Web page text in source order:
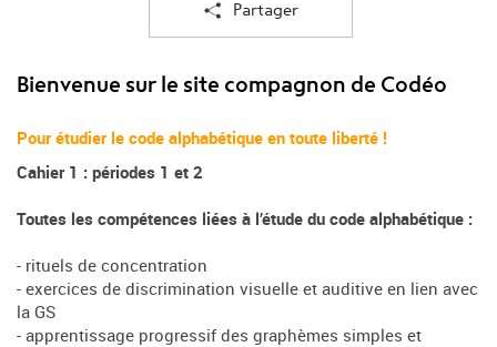
Partager
Bienvenue sur le site compagnon de Codéo
Pour étudier le code alphabétique en toute liberté !
Cahier 1 : périodes 1 et 2
Toutes les compétences liées à l’étude du code alphabétique :
- rituels de concentration
- exercices de discrimination visuelle et auditive en lien avec
la GS
- apprentissage progressif des graphèmes simples et